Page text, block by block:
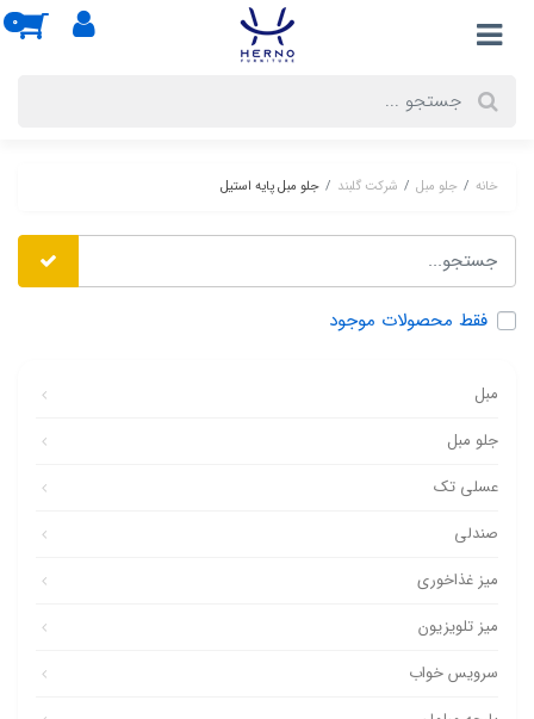
0
خانه جلو مبل شرکت گلبند جلو مبل پایه استیل
فقط محصولات موجود
مبل
جلو مبل
عسلی تک
صندلی
میز غذاخوری
میز تلویزیون
سرویس خواب